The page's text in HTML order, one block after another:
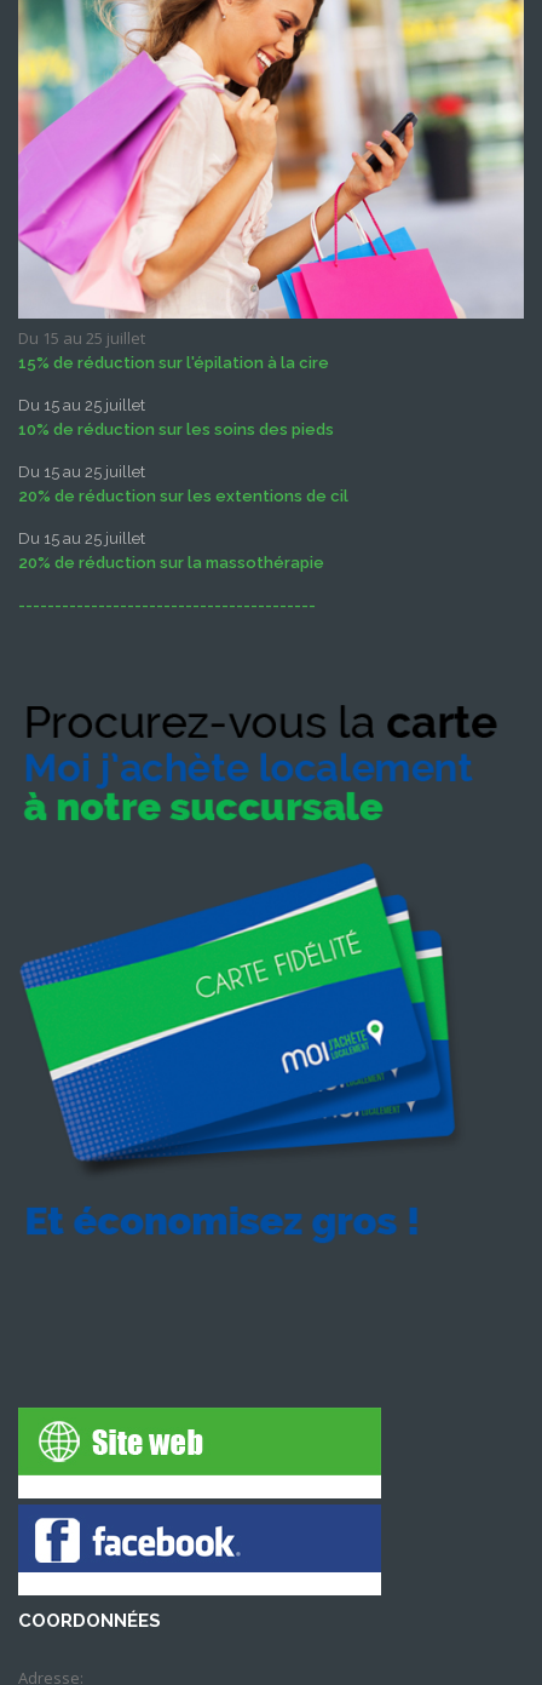
Du 15 au 25 juillet
15% de réduction sur l'épilation à la cire
Du 15 au 25 juillet
10% de réduction sur les soins des pieds
Du 15 au 25 juillet
20% de réduction sur les extentions de cil
Du 15 au 25 juillet
20% de réduction sur la massothérapie
-----------------------------------------
COORDONNÉES
Adresse: